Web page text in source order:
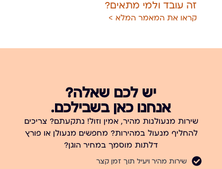
זה עובד ולמי מתאים?
קראו את המאמר המלא >
יש לכם שאלה?
אנחנו כאן בשבילכם.
שירות מנעולנות מהיר, אמין וזול! נתקעתם? צריכים
להחליף מנעול במהירות? מחפשים מנעולן או פורץ
דלתות מוסמך במחיר הוגן?
שירות מהיר ויעיל תוך זמן קצר